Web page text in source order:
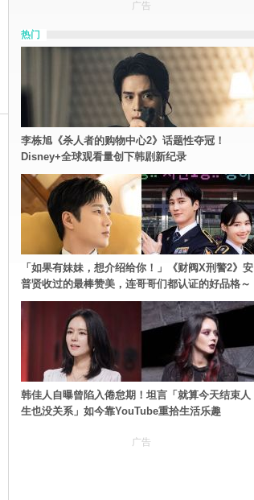
广告
热门
李栋旭《杀人者的购物中心2》话题性夺冠！
Disney+全球观看量创下韩剧新纪录
「如果有妹妹，想介绍给你！」《财阀X刑警2》安
普贤收过的最棒赞美，连哥哥们都认证的好品格～
韩佳人自曝曾陷入倦怠期！坦言「就算今天结束人
生也没关系」如今靠YouTube重拾生活乐趣
广告